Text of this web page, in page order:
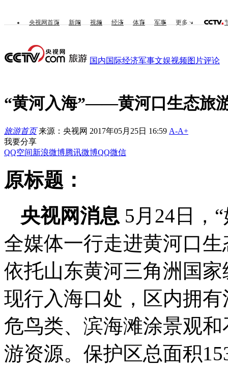
央视网首页 新闻 视频 经济 体育 军事 更多
国内国际经济军事文娱视频图片评论
“黄河入海”——黄河口生态旅
旅游首页 来源：央视网 2017年05月25日 16:59 A-A+
我要分享
QQ空间新浪微博腾讯微博QQ微信
原标题：
央视网消息 5月24日，
全媒体一行走进黄河口
依托山东黄河三角洲国
现行入海口处，区内拥
危鸟类、滨海滩涂景观
游资源。保护区总面积